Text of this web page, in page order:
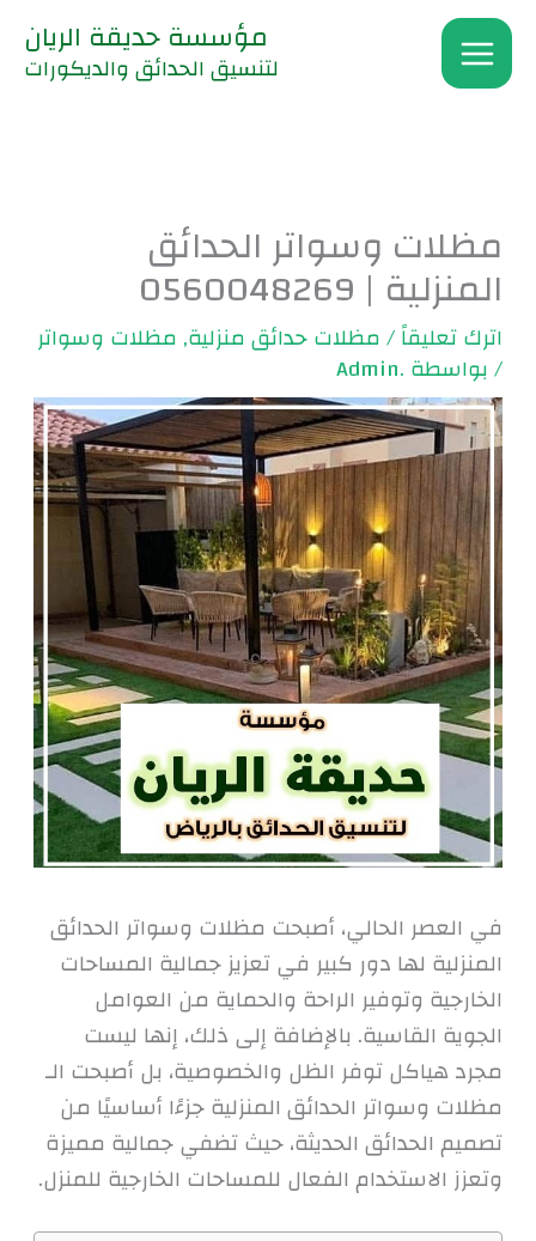
تخطي
المحتوى
مؤسسة حديقة الريان
لتنسيق الحدائق والديكورات
مظلات وسواتر الحدائق
المنزلية | 0560048269
اترك تعليقاً/مظلات حدائق منزلية, مظلات وسواتر
/ بواسطة .Admin
في العصر الحالي، أصبحت مظلات وسواتر الحدائق
المنزلية لها دور كبير في تعزيز جمالية المساحات
الخارجية وتوفير الراحة والحماية من العوامل
الجوية القاسية. بالإضافة إلى ذلك، إنها ليست
مجرد هياكل توفر الظل والخصوصية، بل أصبحت الـ
مظلات وسواتر الحدائق المنزلية جزءًا أساسيًا من
تصميم الحدائق الحديثة، حيث تضفي جمالية مميزة
وتعزز الاستخدام الفعال للمساحات الخارجية للمنزل.